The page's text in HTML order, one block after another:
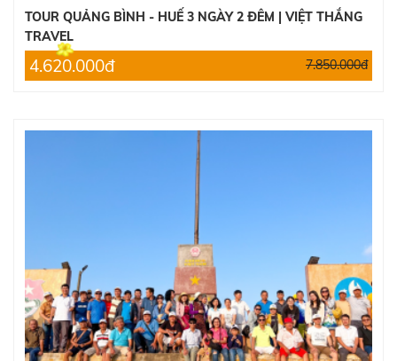
TOUR QUẢNG BÌNH - HUẾ 3 NGÀY 2 ĐÊM | VIỆT THẮNG
TRAVEL
4.620.000đ 7.850.000đ